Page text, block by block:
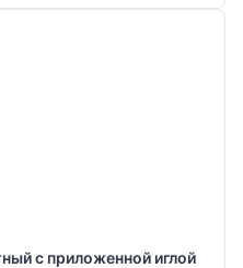
с приложенной иглой